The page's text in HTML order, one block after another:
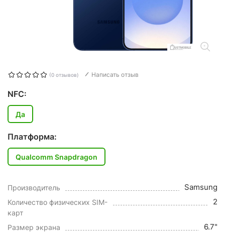
(0 отзывов) Написать отзыв
NFC:
Да
Платформа:
Qualcomm Snapdragon
Производитель Samsung
Количество физических SIM-
карт
2
Размер экрана 6.7"